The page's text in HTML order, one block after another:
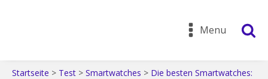
Menu
Startseite > Test > Smartwatches > Die besten Smartwatches: